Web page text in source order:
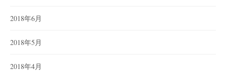
2018年6月
2018年5月
2018年4月